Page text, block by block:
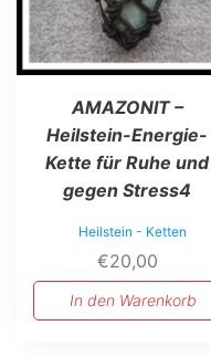
AMAZONIT –
Heilstein-Energie-
Kette für Ruhe und
gegen Stress4
Heilstein - Ketten
€20,00
In den Warenkorb